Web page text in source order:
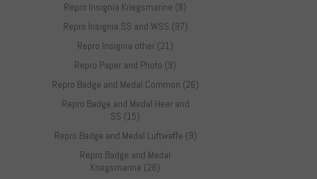
Repro Insignia Kriegsmarine (8)
Repro Insignia SS and WSS (97)
Repro Insignia other (21)
Repro Paper and Photo (9)
Repro Badge and Medal Common (26)
Repro Badge and Medal Heer and
SS (15)
Repro Badge and Medal Luftwaffe (9)
Repro Badge and Medal
Kriegsmarine (26)